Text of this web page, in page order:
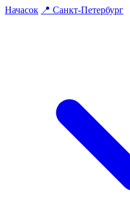
Начасок 📍 Санкт-Петербург